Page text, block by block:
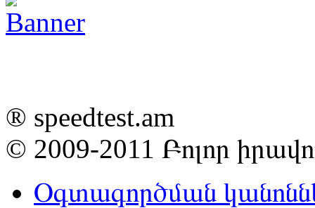
® speedtest.am
© 2009-2011 Բոլոր
Օգտագործման